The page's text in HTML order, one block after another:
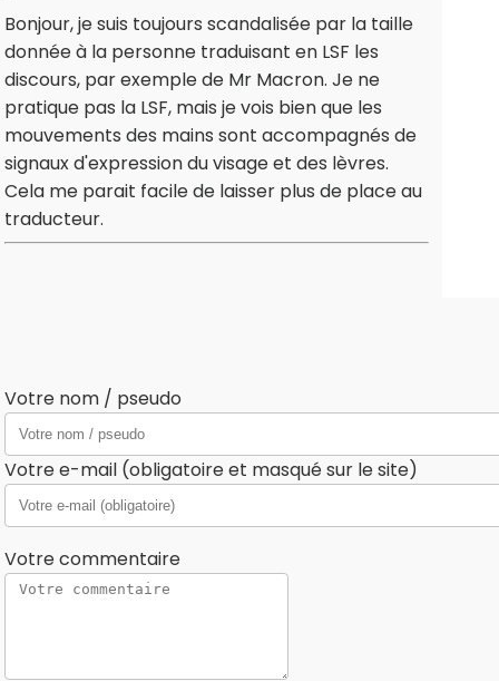
Bonjour, je suis toujours scandalisée par la taille
donnée à la personne traduisant en LSF les
discours, par exemple de Mr Macron. Je ne
pratique pas la LSF, mais je vois bien que les
mouvements des mains sont accompagnés de
signaux d'expression du visage et des lèvres.
Cela me parait facile de laisser plus de place au
traducteur.
Votre nom / pseudo
Votre e-mail (obligatoire et masqué sur le site)
Votre commentaire